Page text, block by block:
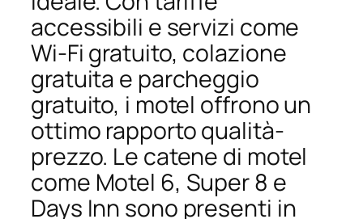
accessibili e servizi come
Wi-Fi gratuito, colazione
gratuita e parcheggio
gratuito, i motel offrono un
ottimo rapporto qualità-
prezzo. Le catene di motel
come Motel 6, Super 8 e
Days Inn sono presenti in